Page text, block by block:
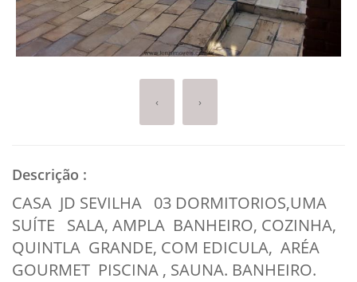
‹ ›
Descrição :
CASA JD SEVILHA 03 DORMITORIOS,UMA
SUÍTE SALA, AMPLA BANHEIRO, COZINHA,
QUINTLA GRANDE, COM EDICULA, ARÉA
GOURMET PISCINA , SAUNA. BANHEIRO.